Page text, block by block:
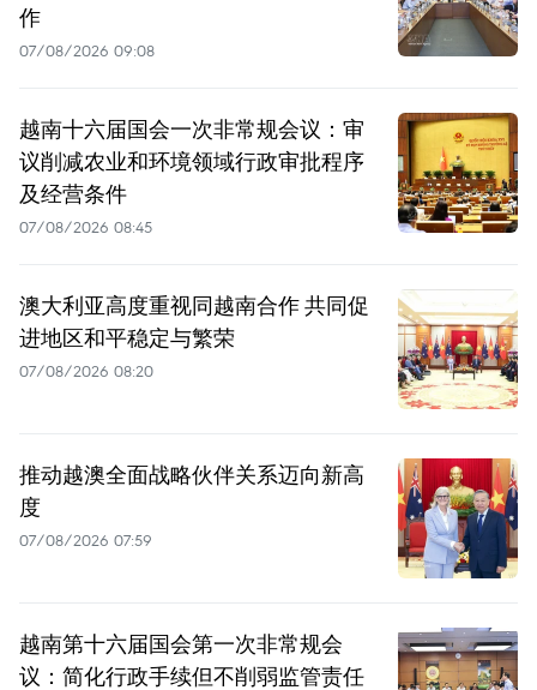
作
07/08/2026 09:08
越南十六届国会一次非常规会议：审
议削减农业和环境领域行政审批程序
及经营条件
07/08/2026 08:45
澳大利亚高度重视同越南合作 共同促
进地区和平稳定与繁荣
07/08/2026 08:20
推动越澳全面战略伙伴关系迈向新高
度
07/08/2026 07:59
越南第十六届国会第一次非常规会
议：简化行政手续但不削弱监管责任